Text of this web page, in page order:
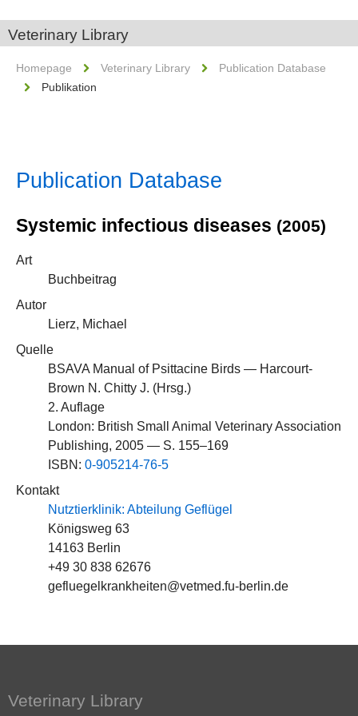
Veterinary Library
Homepage Veterinary Library
Publication Database
Publikation
Publication Database
Systemic infectious diseases (2005)
Art
Buchbeitrag
Autor
Lierz, Michael
Quelle
BSAVA Manual of Psittacine Birds — Harcourt-
Brown N. Chitty J. (Hrsg.)
2. Auflage
London: British Small Animal Veterinary Association
Publishing, 2005 — S. 155–169
ISBN: 0-905214-76-5
Kontakt
Nutztierklinik: Abteilung Geflügel
Königsweg 63
14163 Berlin
+49 30 838 62676
gefluegelkrankheiten@vetmed.fu-berlin.de
Veterinary Library